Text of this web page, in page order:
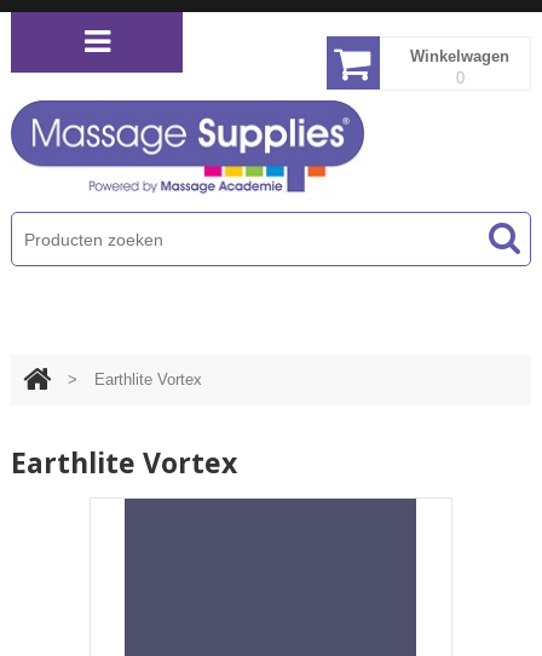
Winkelwagen
0
> Earthlite Vortex
Earthlite Vortex